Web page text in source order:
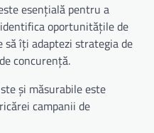
esențială pentru a
oportunitățile de
îți adaptezi strategia de
concurență.
și măsurabile este
campanii de